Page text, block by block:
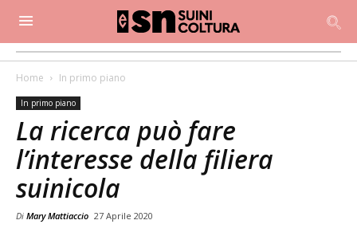
Home In primo piano
In primo piano
La ricerca può fare
l’interesse della filiera
suinicola
Di Mary Mattiaccio 27 Aprile 2020